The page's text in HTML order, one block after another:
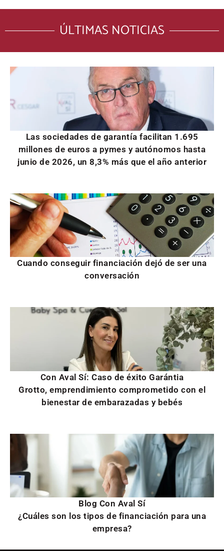
ÚLTIMAS NOTICIAS
Las sociedades de garantía facilitan 1.695
millones de euros a pymes y autónomos hasta
junio de 2026, un 8,3% más que el año anterior
Cuando conseguir financiación dejó de ser una
conversación
Con Aval Sí: Caso de éxito Garántia
Grotto, emprendimiento comprometido con el
bienestar de embarazadas y bebés
Blog Con Aval Sí
¿Cuáles son los tipos de financiación para una
empresa?